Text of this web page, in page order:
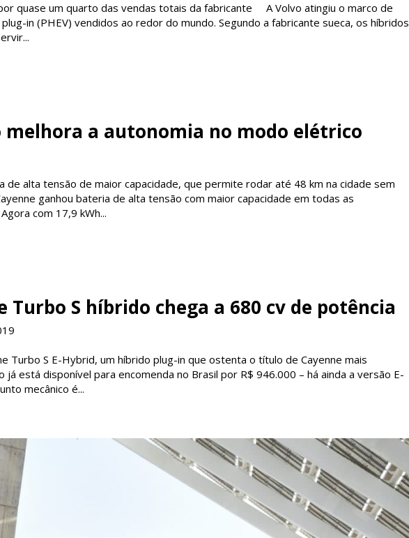
quase um quarto das vendas totais da fabricante A Volvo atingiu o marco de
in (PHEV) vendidos ao redor do mundo. Segundo a fabricante sueca, os híbridos
melhora a autonomia no modo elétrico
de alta tensão de maior capacidade, que permite rodar até 48 km na cidade sem
ganhou bateria de alta tensão com maior capacidade em todas as
com 17,9 kWh...
Turbo S híbrido chega a 680 cv de potência
Turbo S E-Hybrid, um híbrido plug-in que ostenta o título de Cayenne mais
está disponível para encomenda no Brasil por R$ 946.000 – há ainda a versão E-
mecânico é...